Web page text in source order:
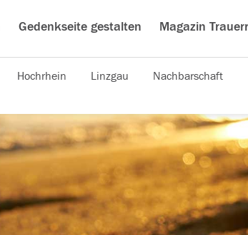
Gedenkseite gestalten Magazin
Hochrhein Linzgau Nachbarschaft